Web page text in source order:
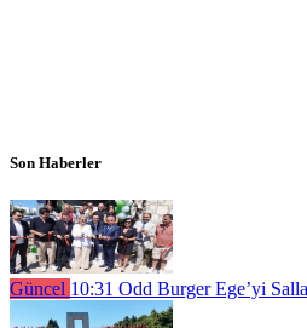
Son Haberler
Güncel 10:31 Odd Burger Ege’yi